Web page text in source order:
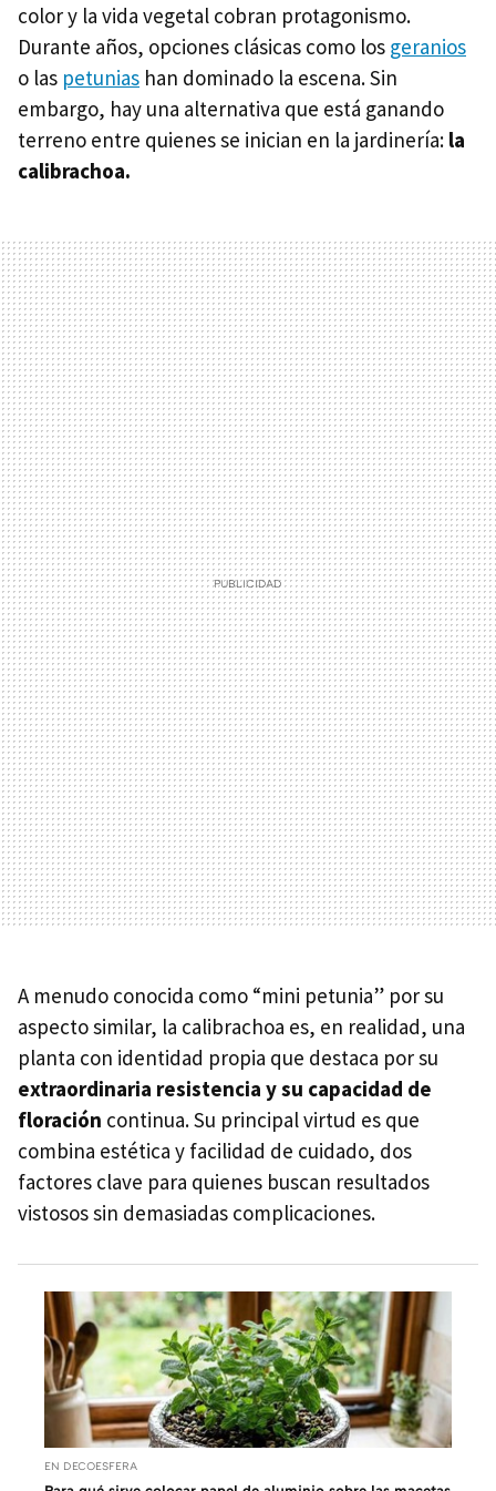
color y la vida vegetal cobran protagonismo.
Durante años, opciones clásicas como los geranios
o las petunias han dominado la escena. Sin
embargo, hay una alternativa que está ganando
terreno entre quienes se inician en la jardinería: la
calibrachoa.
A menudo conocida como “mini petunia” por su
aspecto similar, la calibrachoa es, en realidad, una
planta con identidad propia que destaca por su
extraordinaria resistencia y su capacidad de
floración continua. Su principal virtud es que
combina estética y facilidad de cuidado, dos
factores clave para quienes buscan resultados
vistosos sin demasiadas complicaciones.
EN DECOESFERA